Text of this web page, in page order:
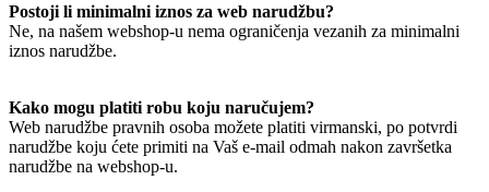
Postoji li minimalni iznos za web narudžbu?
Ne, na našem webshop-u nema ograničenja vezanih za minimalni
iznos narudžbe.
Kako mogu platiti robu koju naručujem?
Web narudžbe pravnih osoba možete platiti virmanski, po potvrdi
narudžbe koju ćete primiti na Vaš e-mail odmah nakon završetka
narudžbe na webshop-u.